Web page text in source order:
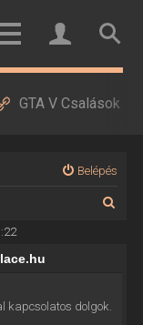
GTA V Csalások
Belépés
kapcsolatos dolgok.